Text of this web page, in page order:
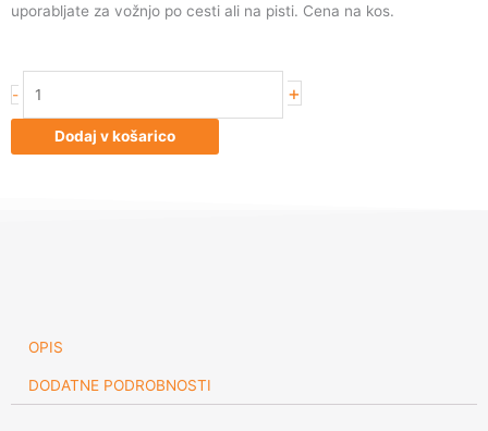
uporabljate za vožnjo po cesti ali na pisti. Cena na kos.
-
Racing
JR24
19x9,5
+
Dodaj v košarico
OPIS
DODATNE PODROBNOSTI